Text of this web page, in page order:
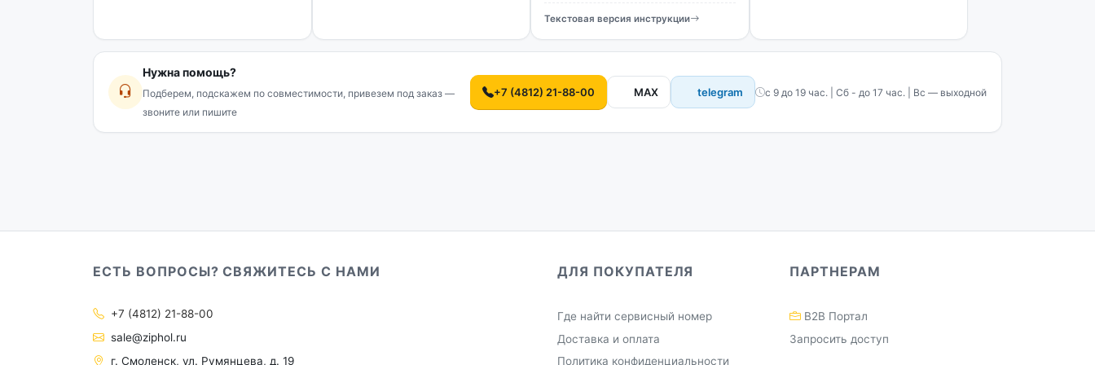
CS237130X, CS237130, FNS173, DSMV528001S, DSMV528001W, CSMV528021S, CSMV532021S, CN232131T, CN232131, CSMV535021S, FN128920/1,
Текстовая версия инструкции
Нужна помощь?
Подберем, подскажем по совместимости, привезем под заказ —
звоните или пишите
+7 (4812) 21-88-00 MAX telegram с 9 до 19 час. | Сб - до 17 час. | Вс — выходной
ЕСТЬ ВОПРОСЫ? СВЯЖИТЕСЬ С НАМИ
+7 (4812) 21-88-00
sale@ziphol.ru
г. Смоленск, ул. Румянцева, д. 19
ДЛЯ ПОКУПАТЕЛЯ
Где найти сервисный номер
Доставка и оплата
Политика конфиденциальности
ПАРТНЕРАМ
B2B Портал
Запросить доступ